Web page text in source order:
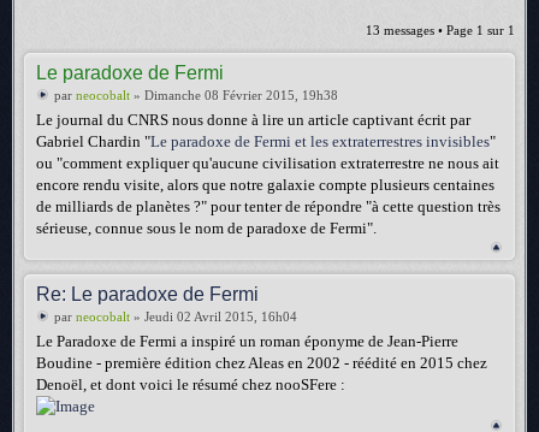
13 messages • Page 1 sur 1
Le paradoxe de Fermi
par neocobalt » Dimanche 08 Février 2015, 19h38
Le journal du CNRS nous donne à lire un article captivant écrit par
Gabriel Chardin "Le paradoxe de Fermi et les extraterrestres invisibles"
ou "comment expliquer qu'aucune civilisation extraterrestre ne nous ait
encore rendu visite, alors que notre galaxie compte plusieurs centaines
de milliards de planètes ?" pour tenter de répondre "à cette question très
sérieuse, connue sous le nom de paradoxe de Fermi".
Re: Le paradoxe de Fermi
par neocobalt » Jeudi 02 Avril 2015, 16h04
Le Paradoxe de Fermi a inspiré un roman éponyme de Jean-Pierre
Boudine - première édition chez Aleas en 2002 - réédité en 2015 chez
Denoël, et dont voici le résumé chez nooSFere :